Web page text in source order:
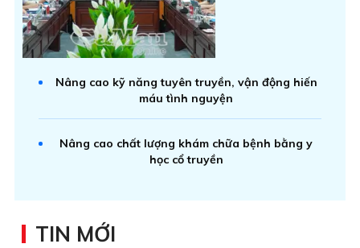
Nâng cao kỹ năng tuyên truyền, vận động hiến
máu tình nguyện
Nâng cao chất lượng khám chữa bệnh bằng y
học cổ truyền
TIN MỚI